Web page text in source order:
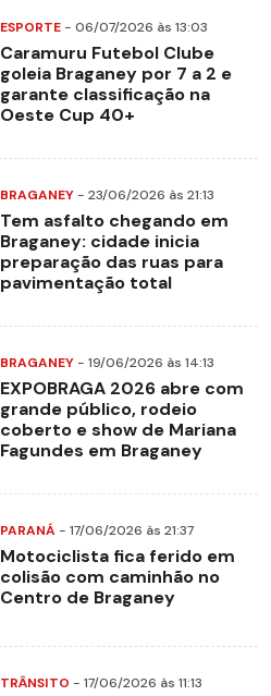
ESPORTE - 06/07/2026 às 13:03
Caramuru Futebol Clube
goleia Braganey por 7 a 2 e
garante classificação na
Oeste Cup 40+
BRAGANEY - 23/06/2026 às 21:13
Tem asfalto chegando em
Braganey: cidade inicia
preparação das ruas para
pavimentação total
BRAGANEY - 19/06/2026 às 14:13
EXPOBRAGA 2026 abre com
grande público, rodeio
coberto e show de Mariana
Fagundes em Braganey
PARANÁ - 17/06/2026 às 21:37
Motociclista fica ferido em
colisão com caminhão no
Centro de Braganey
TRÂNSITO - 17/06/2026 às 11:13